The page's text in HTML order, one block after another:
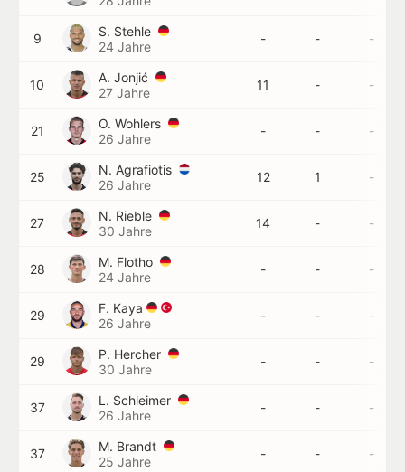
9
S. Stehle
24 Jahre
- - -
10
A. Jonjić
27 Jahre
11 - -
21
O. Wohlers
26 Jahre
- - -
25
N. Agrafiotis
26 Jahre
12 1 -
27
N. Rieble
30 Jahre
14 - -
28
M. Flotho
24 Jahre
- - -
29
F. Kaya
26 Jahre
- - -
29
P. Hercher
30 Jahre
- - -
37
L. Schleimer
26 Jahre
- - -
37
M. Brandt
25 Jahre
- - -